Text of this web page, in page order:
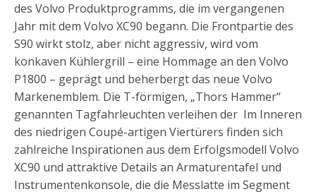
des Volvo Produktprogramms, die im vergangenen
Jahr mit dem Volvo XC90 begann. Die Frontpartie des
S90 wirkt stolz, aber nicht aggressiv, wird vom
konkaven Kühlergrill – eine Hommage an den Volvo
P1800 – geprägt und beherbergt das neue Volvo
Markenemblem. Die T-förmigen, „Thors Hammer“
genannten Tagfahrleuchten verleihen der Im Inneren
des niedrigen Coupé-artigen Viertürers finden sich
zahlreiche Inspirationen aus dem Erfolgsmodell Volvo
XC90 und attraktive Details an Armaturentafel und
Instrumentenkonsole, die die Messlatte im Segment